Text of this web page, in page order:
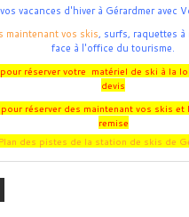
vacances d'hiver à Gérardmer avec
maintenant vos skis, surfs, raquettes
face à l'office du tourisme.
réserver votre matériel de ski à la
devis
réserver des maintenant vos skis et
remise
Plan des pistes de la station de skis de